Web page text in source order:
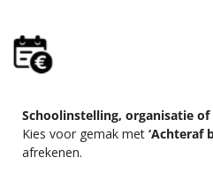
Schoolinstelling, organisatie
Kies voor gemak met ‘Achteraf
afrekenen.